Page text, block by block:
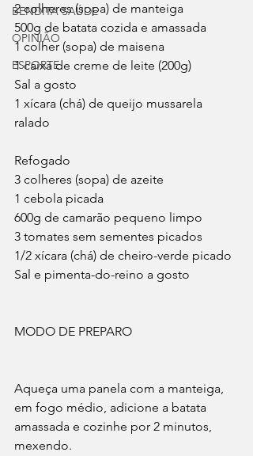
BENDITA SAÚDE
OPINIÃO
ESPORTE
2 colheres (sopa) de manteiga
500g de batata cozida e amassada
1 colher (sopa) de maisena
1 caixa de creme de leite (200g)
Sal a gosto
1 xícara (chá) de queijo mussarela
ralado
Refogado
3 colheres (sopa) de azeite
1 cebola picada
600g de camarão pequeno limpo
3 tomates sem sementes picados
1/2 xícara (chá) de cheiro-verde picado
Sal e pimenta-do-reino a gosto
MODO DE PREPARO
Aqueça uma panela com a manteiga,
em fogo médio, adicione a batata
amassada e cozinhe por 2 minutos,
mexendo.